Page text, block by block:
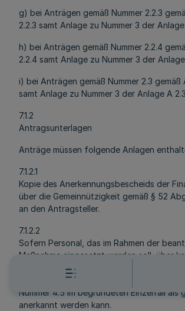
g) bei Anträgen gemäß Nummer 2.2.3
2.2.3 samt Anlage zu Nummer 3 der Anlage
h) bei Anträgen gemäß Nummer 2.2.4
2.2.4 samt Anlage zu Nummer 3 der
i) bei Anträgen gemäß Nummer 2.3 gemäß
samt Anlage zu Nummer 3 der Anlage A
7.1.2
Antragsunterlagen
Anträge müssen folgende Anlagen
7.1.2.1
Kopie des Anerkennungsbescheids der
über die Gemeinnützigkeit gemäß § 52
an den Antragsteller.
7.1.2.2
Sofern Personal, das im Rahmen der
Maßnahme eingesetzt werden soll, über
einschlägigen fachlichen Abschluss gemäß
verfügt, Nachweise über die Qualifikation,
Nummer 4.5 im begründeten Einzelfall als
anerkannt werden kann.